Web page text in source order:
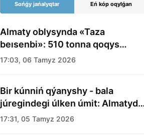
Sońǵy jańalyqtar Eń kóp oqylǵan
Almaty oblysynda «Taza
beısenbi»: 510 tonna qoqys
shyǵaryldy
17:03, 06 Tamyz 2026
Bir kúnniń qýanyshy - bala
júregindegi úlken úmit: Almatyda
balalar úıiniń tárbıelenýshilerine
17:31, 05 Tamyz 2026